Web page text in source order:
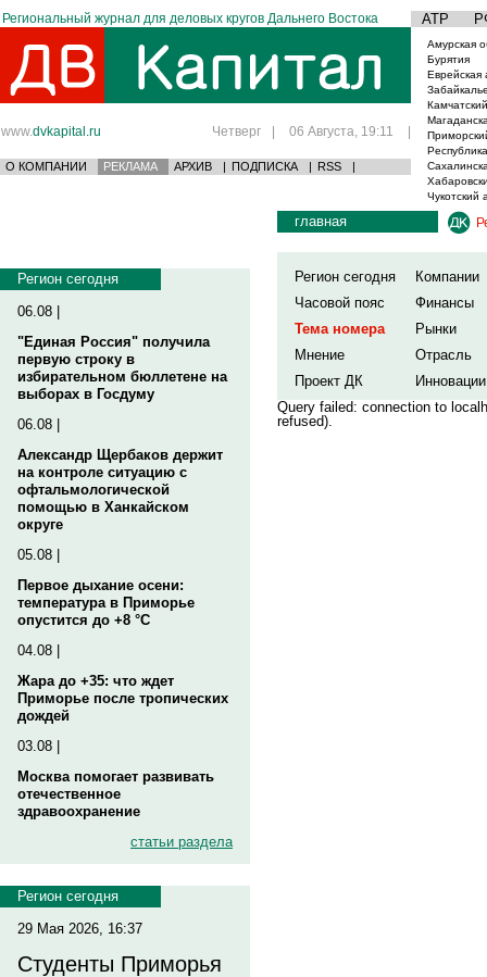
Региональный журнал для деловых кругов Дальнего Востока АТР
www.dvkapital.ru Четверг | 06 Августа, 19:11 |
О КОМПАНИИ РЕКЛАМА АРХИВ | ПОДПИСКА | RSS |
Амурская
Бурятия
Еврейская
Чукотский
Регион сегодня
06.08 |
"Единая Россия" получила
первую строку в
избирательном бюллетене на
выборах в Госдуму
06.08 |
Александр Щербаков держит
на контроле ситуацию с
офтальмологической
помощью в Ханкайском
округе
05.08 |
Первое дыхание осени:
температура в Приморье
опустится до +8 °C
04.08 |
Жара до +35: что ждет
Приморье после тропических
дождей
03.08 |
Москва помогает развивать
отечественное
здравоохранение
статьи раздела
Регион сегодня
29 Мая 2026, 16:37
Студенты Приморья
главная
Регион сегодня
Компании
Часовой пояс
Финансы
Тема номера
Рынки
Мнение
Отрасль
Проект ДК
Инновации
Query failed: connection to
refused).